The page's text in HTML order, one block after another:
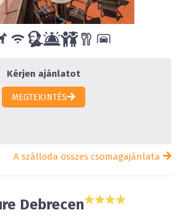
Kérjen ajánlatot
MEGTEKINTÉS
A szálloda összes csomagajánlata
Debrecen